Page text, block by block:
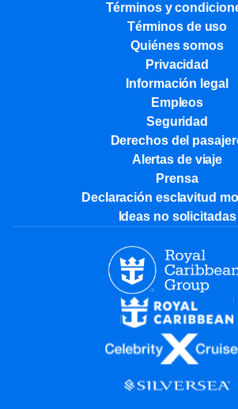
Términos y
Términos de uso
Quiénes somos
Privacidad
Información legal
Empleos
Seguridad
Derechos del
Alertas de viaje
Prensa
Declaración esclavitud
Ideas no solicitadas